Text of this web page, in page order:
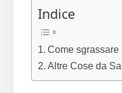
Indice
Come
Altre Cose da